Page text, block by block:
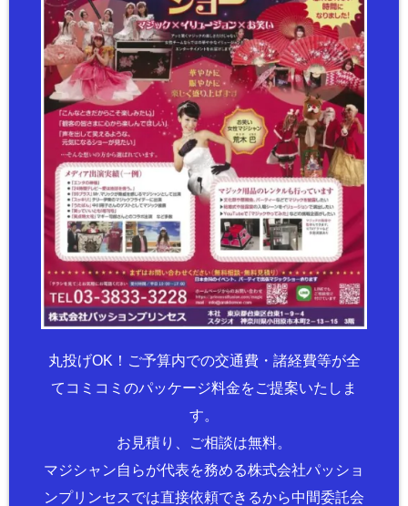
丸投げOK！ご予算内での交通費・諸経費等が全
てコミコミのパッケージ料金をご提案いたしま
す。
お見積り、ご相談は無料。
マジシャン自らが代表を務める株式会社パッショ
ンプリンセスでは直接依頼できるから中間委託会